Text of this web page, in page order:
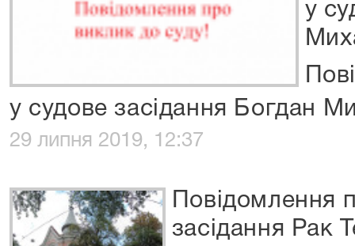
у
у судове засідання Богдан
29 липня 2019, 12:37
Повідомлення
засідання Рак